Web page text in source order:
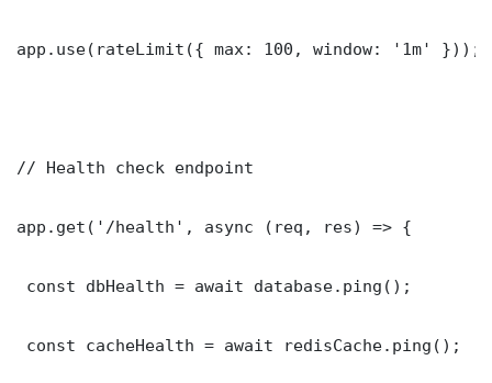
app.use(rateLimit({ max: 100, window: '1m' }));
// Health check endpoint
app.get('/health', async (req, res) => {
const dbHealth = await database.ping();
const cacheHealth = await redisCache.ping();